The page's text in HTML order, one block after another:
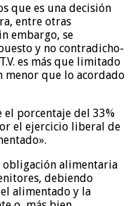
que es una decisión
entre otras
embargo, se
y no contradicho-
es más que limitado
que lo acordado
porcentaje del 33%
el ejercicio liberal de
obligación alimentaria
debiendo
alimentado y la